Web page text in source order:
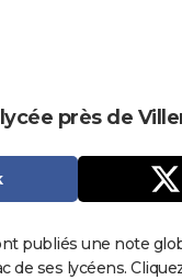
près de
publiés une note
de ses lycéens.